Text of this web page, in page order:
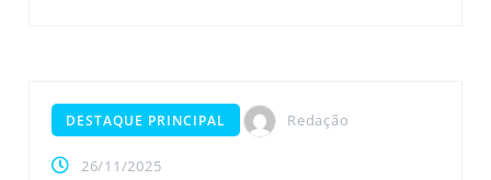
DESTAQUE PRINCIPAL Redação
26/11/2025